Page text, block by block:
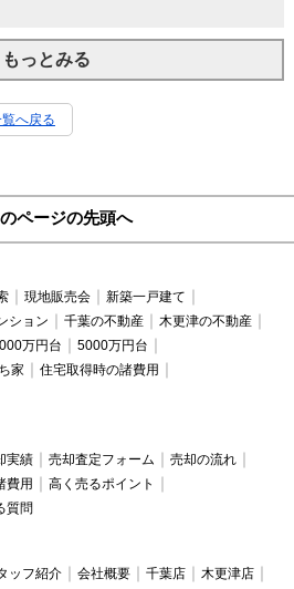
もっとみる
へ戻る
ページの先頭へ
現地販売会
新築一戸建て
ション 千葉の不動産
木更津の不動産
万円台
5000万円台
家
住宅取得時の諸費用
実績 売却査定フォーム
売却の流れ
費用
高く売るポイント
質問
ッフ紹介 会社概要 千葉店
木更津店